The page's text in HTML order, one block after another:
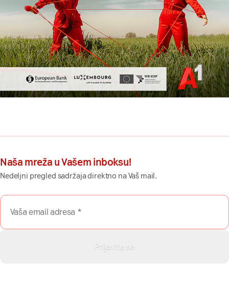
Naša mreža u Vašem inboksu!
Nedeljni pregled sadržaja direktno na Vaš mail.